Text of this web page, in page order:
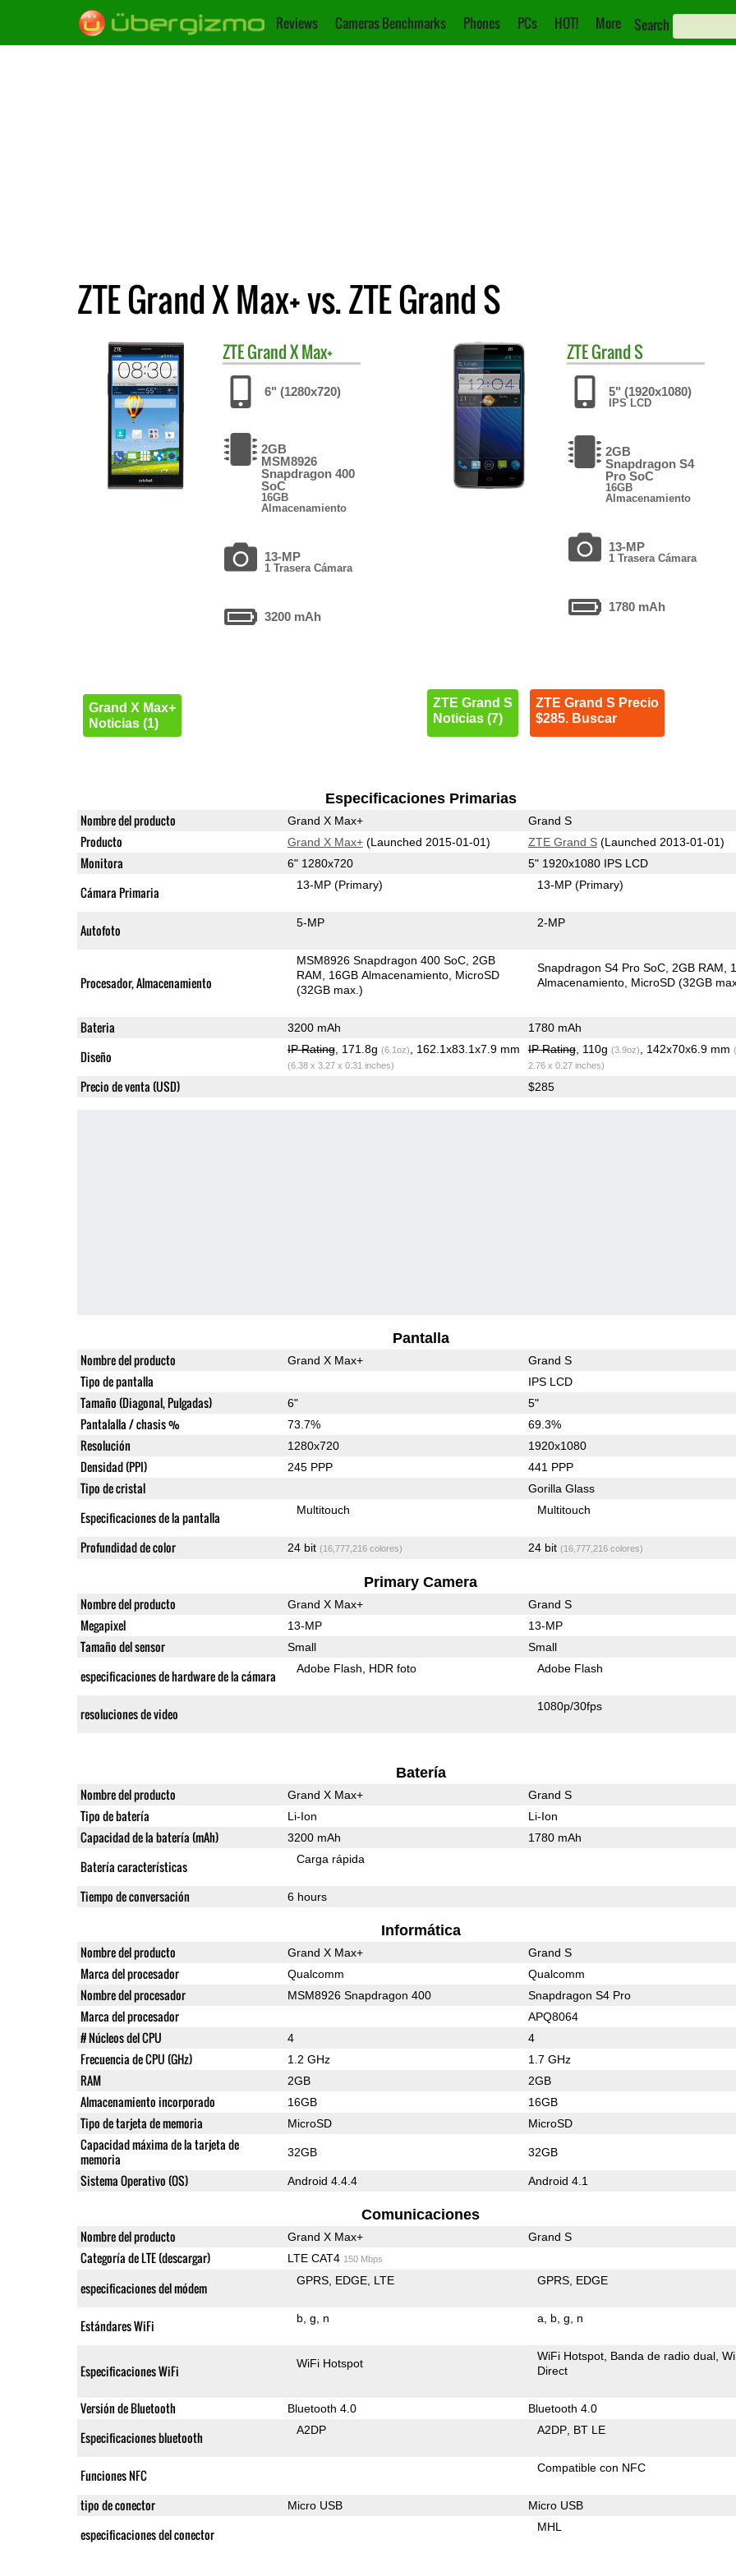
Reviews Cameras Benchmarks Phones PCs HOT! More Search
ZTE Grand X Max+ vs. ZTE Grand S
ZTEGrand X Max+
6" (1280x720)
2GB
MSM8926
Snapdragon 400
SoC
16GB
Almacenamiento
13-MP
1 Trasera Cámara
3200 mAh
Grand X Max+
Noticias (1)
ZTEGrand S
5" (1920x1080)
IPS LCD
2GB
Snapdragon S4
Pro SoC
16GB
Almacenamiento
13-MP
1 Trasera Cámara
1780 mAh
ZTE Grand S
Noticias (7)
ZTE Grand S Precio
$285. Buscar
Especificaciones Primarias
Nombre del producto Grand X Max+ Grand S
Producto Grand X Max+(Launched 2015-01-01) ZTE Grand S(Launched 2013-01-01)
Monitora 6" 1280x720 5" 1920x1080 IPS LCD
Cámara Primaria 13-MP(Primary) 13-MP(Primary)
Autofoto 5-MP 2-MP
Procesador, Almacenamiento
MSM8926 Snapdragon 400 SoC 2GB
RAM
16GB Almacenamiento MicroSD
(32GB max.)
Snapdragon S4 Pro SoC 2GB RAM
Almacenamiento MicroSD (32GB
Bateria 3200 mAh 1780 mAh
Diseño IP Rating, 171.8g (6.1oz) , 162.1x83.1x7.9 mm
(6.38 x 3.27 x 0.31 inches)
IP Rating, 110g (3.9oz) , 142x70x6.9 mm
2.76 x 0.27 inches)
Precio de venta (USD) $285
Pantalla
Nombre del producto Grand X Max+ Grand S
Tipo de pantalla IPS LCD
Tamaño (Diagonal, Pulgadas) 6" 5"
Pantalalla / chasis % 73.7% 69.3%
Resolución 1280x720 1920x1080
Densidad (PPI) 245 PPP 441 PPP
Tipo de cristal Gorilla Glass
Especificaciones de la pantalla Multitouch Multitouch
Profundidad de color 24 bit (16,777,216 colores) 24 bit (16,777,216 colores)
Primary Camera
Nombre del producto Grand X Max+ Grand S
Megapixel 13-MP 13-MP
Tamaño del sensor Small Small
especificaciones de hardware de la cámara Adobe Flash HDR foto Adobe Flash
resoluciones de video 1080p/30fps
Batería
Nombre del producto Grand X Max+ Grand S
Tipo de batería Li-Ion Li-Ion
Capacidad de la batería (mAh) 3200 mAh 1780 mAh
Batería características Carga rápida
Tiempo de conversación 6 hours
Informática
Nombre del producto Grand X Max+ Grand S
Marca del procesador Qualcomm Qualcomm
Nombre del procesador MSM8926 Snapdragon 400 Snapdragon S4 Pro
Marca del procesador APQ8064
# Núcleos del CPU 4 4
Frecuencia de CPU (GHz) 1.2 GHz 1.7 GHz
RAM 2GB 2GB
Almacenamiento incorporado 16GB 16GB
Tipo de tarjeta de memoria MicroSD MicroSD
Capacidad máxima de la tarjeta de
memoria
32GB 32GB
Sistema Operativo (OS) Android 4.4.4 Android 4.1
Comunicaciones
Nombre del producto Grand X Max+ Grand S
Categoría de LTE (descargar) LTE CAT4 150 Mbps
especificaciones del módem GPRS EDGE LTE GPRS EDGE
Estándares WiFi b g n a b g n
Especificaciones WiFi WiFi Hotspot
WiFi Hotspot Banda de radio dual
Direct
Versión de Bluetooth Bluetooth 4.0 Bluetooth 4.0
Especificaciones bluetooth A2DP A2DP BT LE
Funciones NFC Compatible con NFC
tipo de conector Micro USB Micro USB
especificaciones del conector MHL